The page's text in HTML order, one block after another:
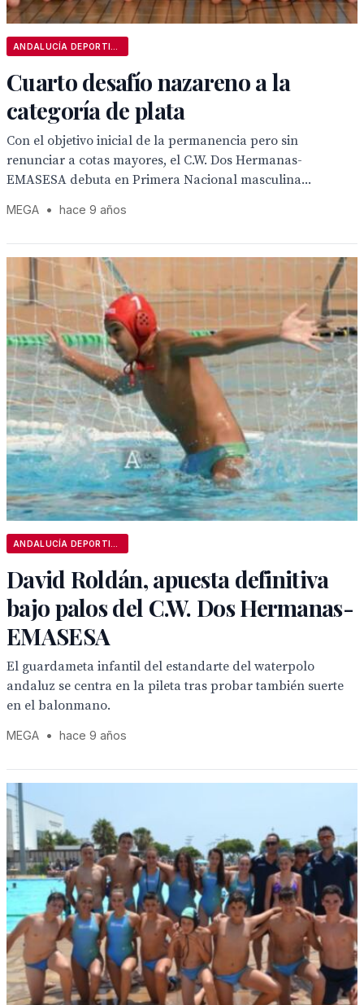
Cuarto desafío nazareno a la
categoría de plata
Con el objetivo inicial de la permanencia pero sin
renunciar a cotas mayores, el C.W. Dos Hermanas-
EMASESA debuta en Primera Nacional masculina...
MEGA • hace 9 años
David Roldán, apuesta definitiva
bajo palos del C.W. Dos Hermanas-
EMASESA
El guardameta infantil del estandarte del waterpolo
andaluz se centra en la pileta tras probar también suerte
en el balonmano.
MEGA • hace 9 años